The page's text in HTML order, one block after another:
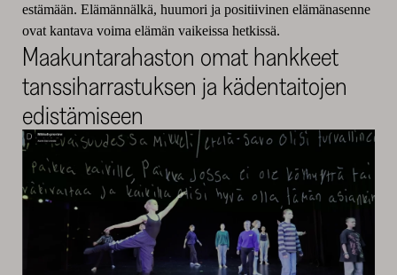
estämään. Elämännälkä, huumori ja positiivinen elämänasenne
ovat kantava voima elämän vaikeissa hetkissä.
Maakuntarahaston omat hankkeet
tanssiharrastuksen ja kädentaitojen
edistämiseen